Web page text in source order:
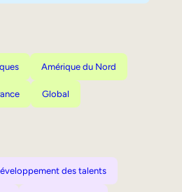
Amérique du Nord
Global
des talents